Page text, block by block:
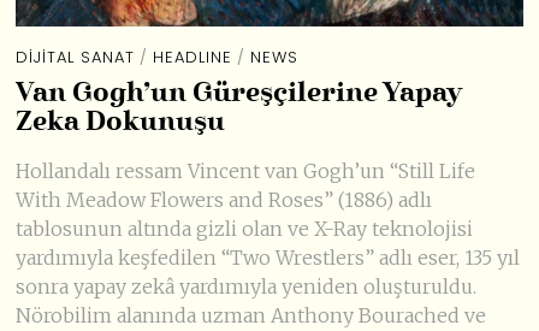
DIJITAL SANAT / HEADLINE / NEWS
Van Gogh’un Güreşçilerine Yapay
Zeka Dokunuşu
Hollandalı ressam Vincent van Gogh’un “Still Life
With Meadow Flowers and Roses” (1886) adlı
tablosunun altında gizli olan ve X-Ray teknolojisi
yardımıyla keşfedilen “Two Wrestlers” adlı eser, 135 yıl
sonra yapay zekâ yardımıyla yeniden oluşturuldu.
Nörobilim alanında uzman Anthony Bourached ve